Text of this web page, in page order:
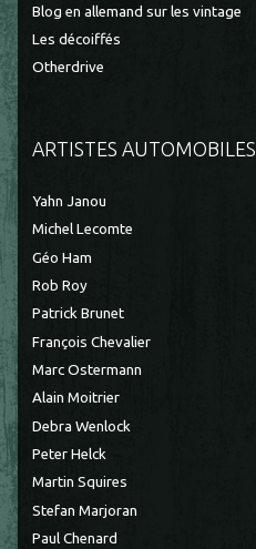
Blog en allemand sur les vintage
Les décoiffés
Otherdrive
ARTISTES AUTOMOBILES
Yahn Janou
Michel Lecomte
Géo Ham
Rob Roy
Patrick Brunet
François Chevalier
Marc Ostermann
Alain Moitrier
Debra Wenlock
Peter Helck
Martin Squires
Stefan Marjoran
Paul Chenard